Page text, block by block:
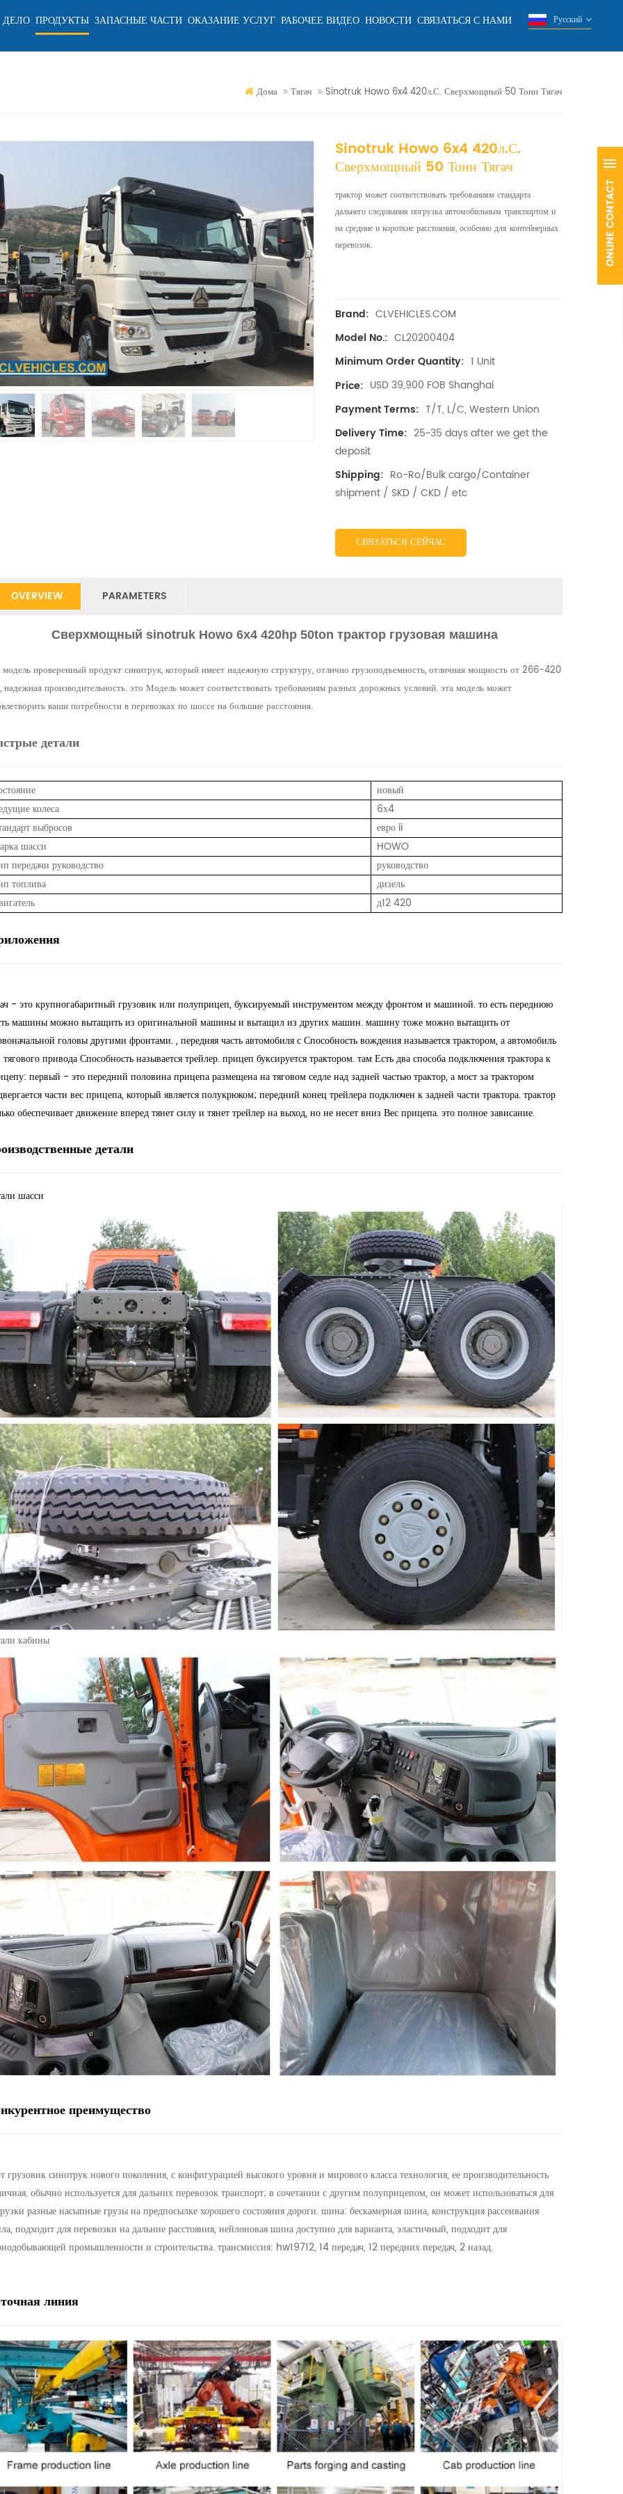
ПРОДУКТЫ ЗАПАСНЫЕ ЧАСТИ ОКАЗАНИЕ УСЛУГ РАБОЧЕЕ ВИДЕО НОВОСТИ СВЯЗАТЬСЯ С НАМИ Русский
Дома Тягач Sinotruk Howo 6x4 420л.с. Сверхмощный 50 Тонн Тягач
Sinotruk Howo 6x4 420л.с.
Сверхмощный 50 Тонн Тягач
трактор может соответствовать требованиям стандарта
дальнего следования погрузка автомобильным транспортом и
на средние и короткие расстояния, особенно для контейнерных
перевозок.
Brand: CLVEHICLES.COM
Model No.: CL20200404
Minimum Order Quantity: 1 Unit
Price: USD 39,900 FOB Shanghai
Payment Terms: T/T, L/C, Western Union
Delivery Time: 25~35 days after we get the
deposit
Shipping: Ro-Ro/Bulk cargo/Container
shipment / SKD / CKD / etc
СВЯЗАТЬСЯ СЕЙЧАС
OVERVIEW PARAMETERS
Сверхмощный sinotruk Howo 6x4 420hp 50ton трактор грузовая машина
модель проверенный продукт синитрук, который имеет надежную структуру, отлично грузоподъемность, отличная мощность от 266-420
надежная производительность. это Модель может соответствовать требованиям разных дорожных условий. эта модель может
ваши потребности в перевозках по шоссе на большие расстояния.
детали
новый
колеса
6х4
выбросов
евро ii
шасси
HOWO
передачи руководство
руководство
топлива
дизель
д12 420
- это крупногабаритный грузовик или полуприцеп, буксируемый инструментом между фронтом и машиной. то есть переднюю
машины можно вытащить из оригинальной машины и вытащил из других машин. машину тоже можно вытащить от
головы другими фронтами. , передняя часть автомобиля с Способность вождения называется трактором, а автомобиль
тягового привода Способность называется трейлер. прицеп буксируется трактором. там Есть два способа подключения трактора к
первый - это передний половина прицепа размещена на тяговом седле над задней частью трактор, а мост за трактором
части вес прицепа, который является полукрюком; передний конец трейлера подключен к задней части трактора. трактор
обеспечивает движение вперед тянет силу и тянет трейлер на выход, но не несет вниз Вес прицепа. это полное зависание.
детали
шасси
кабины
преимущество
грузовик синотрук нового поколения, с конфигурацией высокого уровня и мирового класса технология, ее производительность
обычно используется для дальних перевозок транспорт; в сочетании с другим полуприцепом, он может использоваться для
разные насыпные грузы на предпосылке хорошего состояния дороги. шина: бескамерная шина, конструкция рассеивания
подходит для перевозки на дальние расстояния, нейлоновая шина доступно для варианта, эластичный, подходит для
промышленности и строительства. трансмиссия: hw19712, 14 передач, 12 передних передач, 2 назад.
линия